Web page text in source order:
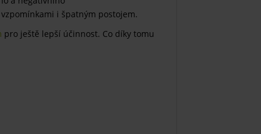
i špatným postojem.
pro ještě lepší účinnost. Co díky tomu